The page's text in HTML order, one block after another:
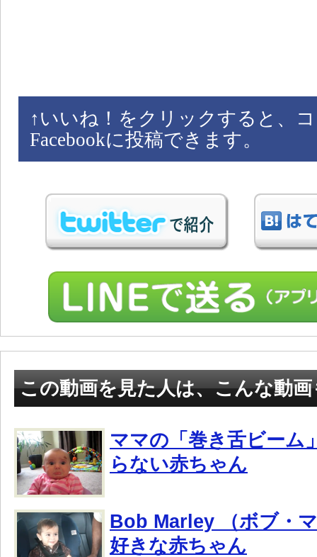
↑ いいね！をクリックすると、
Facebookに投稿できます。
この動画を見た人は、こんな動
ママの「巻き舌ビーム
らない赤ちゃん
Bob Marley （ボブ・
好きな赤ちゃん